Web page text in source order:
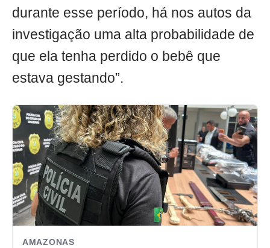
durante esse período, há nos autos da
investigação uma alta probabilidade de
que ela tenha perdido o bebê que
estava gestando”.
AMAZONAS